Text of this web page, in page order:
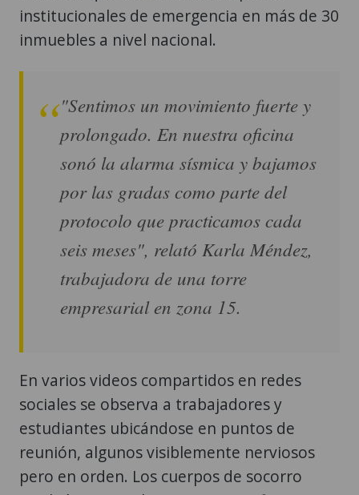
institucionales de emergencia en más de 30
inmuebles a nivel nacional.
"Sentimos un movimiento fuerte y
prolongado. En nuestra oficina
sonó la alarma sísmica y bajamos
por las gradas como parte del
protocolo que practicamos cada
seis meses", relató Karla Méndez,
trabajadora de una torre
empresarial en zona 15.
En varios videos compartidos en redes
sociales se observa a trabajadores y
estudiantes ubicándose en puntos de
reunión, algunos visiblemente nerviosos
pero en orden. Los cuerpos de socorro